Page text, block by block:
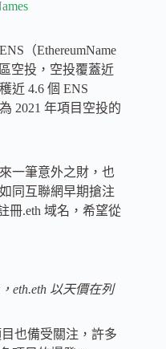
（EthereumName
空投，空投覆蓋近
近 4.6 個 ENS
2021 年項目空投的
一筆意外之財，也
同互聯網早期搶注
冊.eth 域名，希望從
eth.eth 以天價在列
也備受關注，許多